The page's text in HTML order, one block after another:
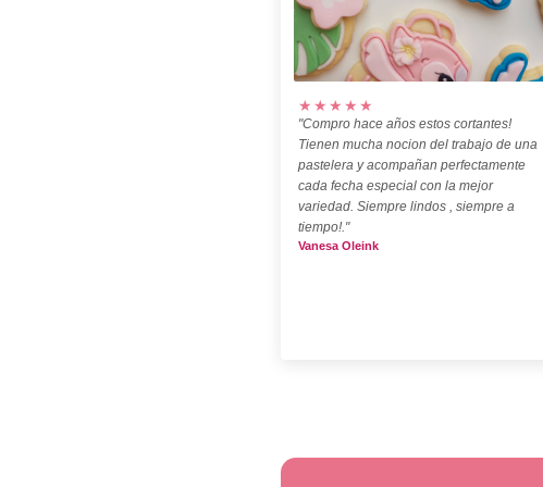
★★★★★
"Compro hace años estos cortantes!
Tienen mucha nocion del trabajo de una
pastelera y acompañan perfectamente
cada fecha especial con la mejor
variedad. Siempre lindos , siempre a
tiempo!."
Vanesa Oleink